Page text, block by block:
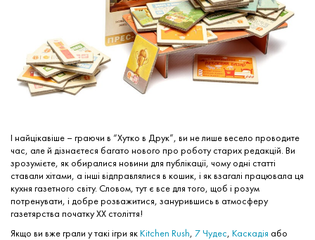
І найцікавіше – граючи в “Хутко в Друк”, ви не лише весело проводите
час, але й дізнаєтеся багато нового про роботу старих редакцій. Ви
зрозумієте, як обиралися новини для публікації, чому одні статті
ставали хітами, а інші відправлялися в кошик, і як взагалі працювала ця
кухня газетного світу. Словом, тут є все для того, щоб і розум
потренувати, і добре розважитися, занурившись в атмосферу
газетярства початку XX століття!
Якщо ви вже грали у такі ігри якKitchen Rush, 7 Чудес, Каскадія або